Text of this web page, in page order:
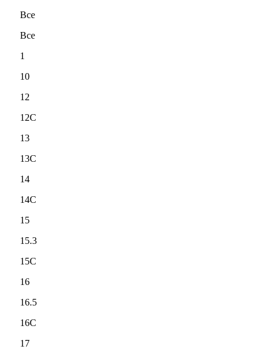
Все
Все
1
10
12
12C
13
13C
14
14C
15
15.3
15C
16
16.5
16C
17